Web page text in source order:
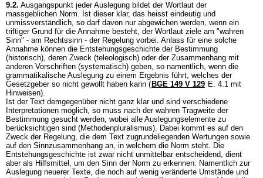
9.2. Ausgangspunkt jeder Auslegung bildet der Wortlaut der
massgeblichen Norm. Ist dieser klar, das heisst eindeutig und
unmissverständlich, so darf davon nur abgewichen werden, wenn ein
triftiger Grund für die Annahme besteht, der Wortlaut ziele am "wahren
Sinn" - am Rechtssinn - der Regelung vorbei. Anlass für eine solche
Annahme können die Entstehungsgeschichte der Bestimmung
(historisch), deren Zweck (teleologisch) oder der Zusammenhang mit
anderen Vorschriften (systematisch) geben, so namentlich, wenn die
grammatikalische Auslegung zu einem Ergebnis führt, welches der
Gesetzgeber so nicht gewollt haben kann ( BGE 149 V 129 E. 4.1 mit
Hinweisen).
Ist der Text demgegenüber nicht ganz klar und sind verschiedene
Interpretationen möglich, so muss nach der wahren Tragweite der
Bestimmung gesucht werden, wobei alle Auslegungselemente zu
berücksichtigen sind (Methodenpluralismus). Dabei kommt es auf den
Zweck der Regelung, die dem Text zugrundeliegenden Wertungen sowie
auf den Sinnzusammenhang an, in welchem die Norm steht. Die
Entstehungsgeschichte ist zwar nicht unmittelbar entscheidend, dient
aber als Hilfsmittel, um den Sinn der Norm zu erkennen. Namentlich zur
Auslegung neuerer Texte, die noch auf wenig veränderte Umstände und